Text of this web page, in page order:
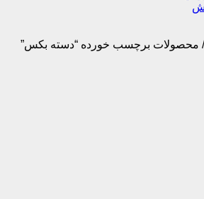
محصولات برچسب خورده “دسته بکس”